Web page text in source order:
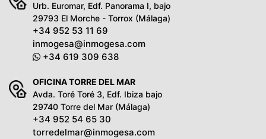
Urb. Euromar, Edf. Panorama I, bajo
29793 El Morche - Torrox (Málaga)
+34 952 53 11 69
inmogesa@inmogesa.com
+34 619 309 638
OFICINA TORRE DEL MAR
Avda. Toré Toré 3, Edf. Ibiza bajo
29740 Torre del Mar (Málaga)
+34 952 54 65 30
torredelmar@inmogesa.com